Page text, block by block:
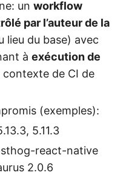
un workflow
par l’auteur de la
lieu du base) avec
à exécution de
contexte de CI de
(exemples):
5.11.3
react-native
2.0.6